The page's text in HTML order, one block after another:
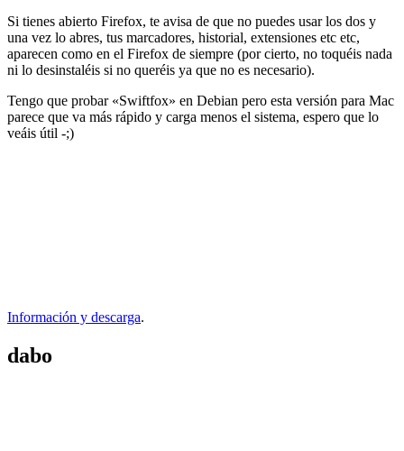
Si tienes abierto Firefox, te avisa de que no puedes usar los dos y
una vez lo abres, tus marcadores, historial, extensiones etc etc,
aparecen como en el Firefox de siempre (por cierto, no toquéis nada
ni lo desinstaléis si no queréis ya que no es necesario).
Tengo que probar «Swiftfox» en Debian pero esta versión para Mac
parece que va más rápido y carga menos el sistema, espero que lo
veáis útil -;)
Información y descarga.
dabo